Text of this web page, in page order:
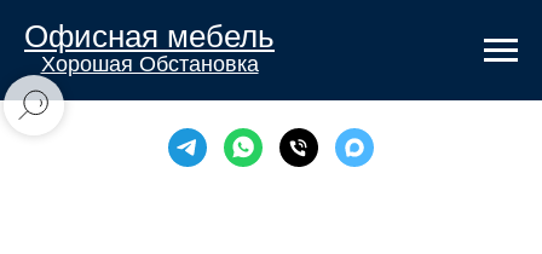
Офисная мебель
Хорошая Обстановка